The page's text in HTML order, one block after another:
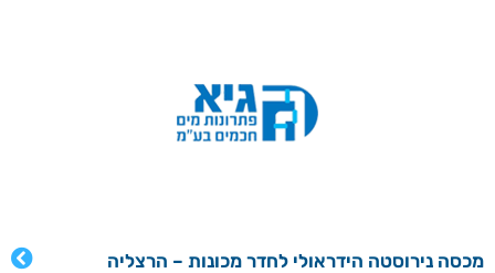
מכסה נירוסטה הידראולי לחדר מכונות – הרצליה